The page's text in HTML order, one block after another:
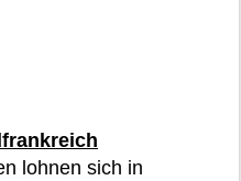
lohnen sich in